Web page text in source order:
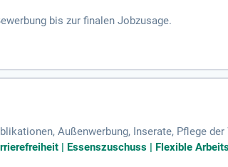
bis zur finalen Jobzusage.
Außenwerbung, Inserate, Pflege der
Kanäle, von der ersten Idee bis
| Essenszuschuss | Flexible